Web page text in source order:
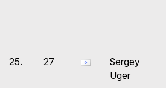
25. 27
Sergey
Uger